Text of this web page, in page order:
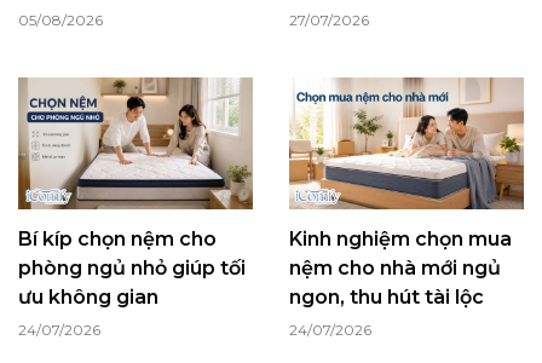
05/08/2026 27/07/2026
Bí kíp chọn nệm cho
phòng ngủ nhỏ giúp tối
ưu không gian
24/07/2026
Kinh nghiệm chọn mua
nệm cho nhà mới ngủ
ngon, thu hút tài lộc
24/07/2026